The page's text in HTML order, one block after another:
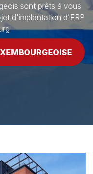
sont prêts à vous
d'implantation d'ERP